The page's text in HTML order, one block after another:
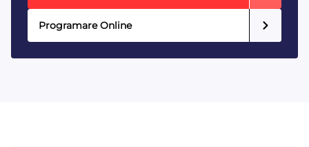
Programare Online